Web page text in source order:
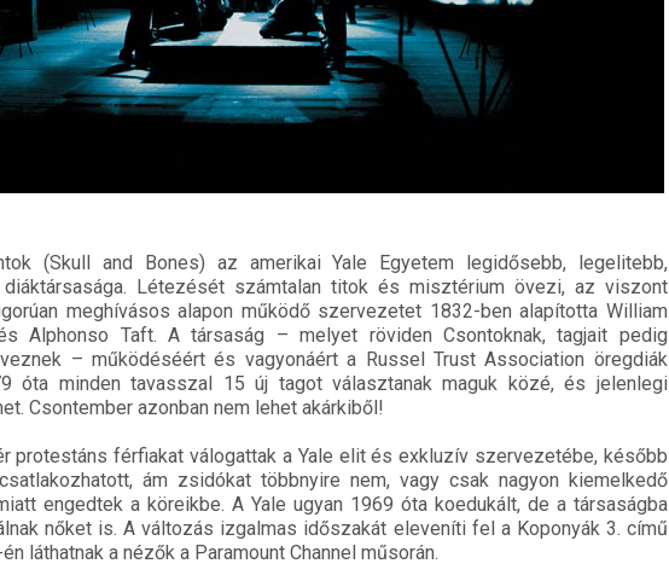
(Skull and Bones) az amerikai Yale Egyetem legidősebb, legelitebb,
Létezését számtalan titok és misztérium övezi, az viszont
meghívásos alapon működő szervezetet 1832-ben alapította William
Alphonso Taft. A társaság – melyet röviden Csontoknak, tagjait pedig
– működéséért és vagyonáért a Russel Trust Association öregdiák
óta minden tavasszal 15 új tagot választanak maguk közé, és jelenlegi
Csontember azonban nem lehet akárkiből!
protestáns férfiakat válogattak a Yale elit és exkluzív szervezetébe, később
ám zsidókat többnyire nem, vagy csak nagyon kiemelkedő
engedtek a köreikbe. A Yale ugyan 1969 óta koedukált, de a társaságba
nőket is. A változás izgalmas időszakát eleveníti fel a Koponyák 3. című
láthatnak a nézők a Paramount Channel műsorán.